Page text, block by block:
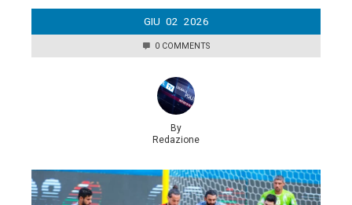
GIU 02 2026
0 COMMENTS
By
Redazione